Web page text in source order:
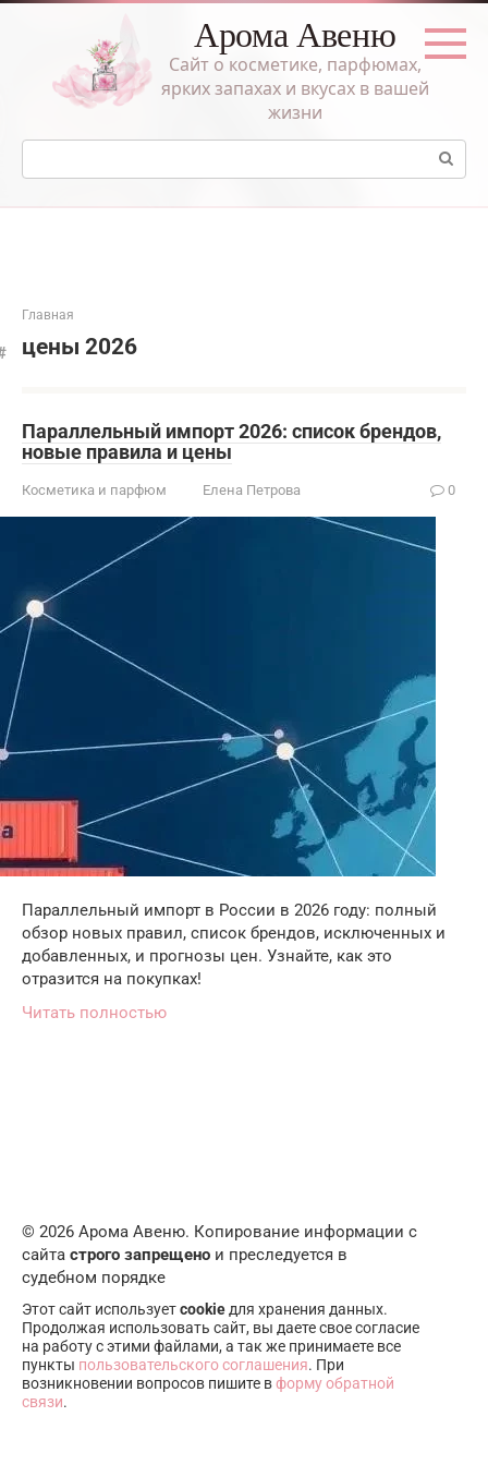
Перейти
Арома Авеню
Сайт о косметике, парфюмах,
ярких запахах и вкусах в вашей
жизни
Поиск:
Главная
цены 2026
Параллельный импорт 2026: список брендов,
новые правила и цены
Косметика и парфюм Елена Петрова 0
Параллельный импорт в России в 2026 году: полный
обзор новых правил, список брендов, исключенных и
добавленных, и прогнозы цен. Узнайте, как это
отразится на покупках!
Читать полностью
© 2026 Арома Авеню. Копирование информации с
сайта строго запрещено и преследуется в
судебном порядке
Этот сайт используетcookie для хранения данных.
Продолжая использовать сайт, вы даете свое согласие
на работу с этими файлами, а так же принимаете все
пункты пользовательского соглашения. При
возникновении вопросов пишите вформу обратной
связи.